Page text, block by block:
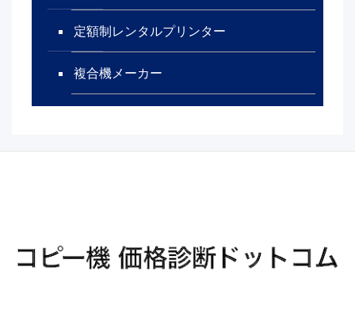
定額制レンタルプリンター
複合機メーカー